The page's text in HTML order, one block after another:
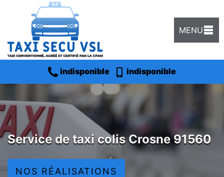
MENU
indisponible indisponible
Service de taxi colis Crosne 91560
NOS RÉALISATIONS